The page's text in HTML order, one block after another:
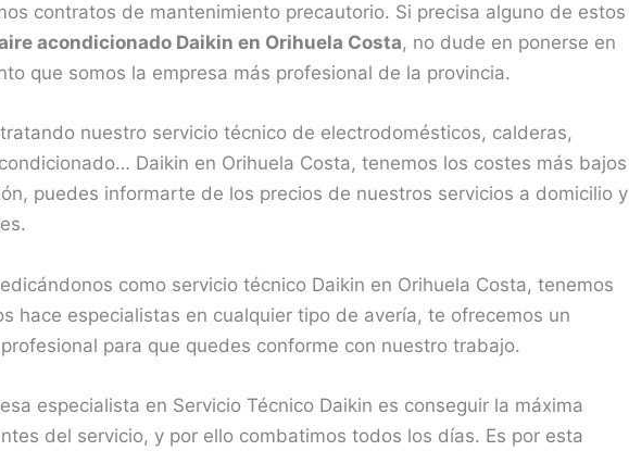
contratos de mantenimiento precautorio. Si precisa alguno de estos
acondicionado Daikin en Orihuela Costa, no dude en ponerse en
que somos la empresa más profesional de la provincia.
nuestro servicio técnico de electrodomésticos, calderas,
Daikin en Orihuela Costa, tenemos los costes más bajos
puedes informarte de los precios de nuestros servicios a domicilio y
como servicio técnico Daikin en Orihuela Costa, tenemos
hace especialistas en cualquier tipo de avería, te ofrecemos un
para que quedes conforme con nuestro trabajo.
especialista en Servicio Técnico Daikin es conseguir la máxima
del servicio, y por ello combatimos todos los días. Es por esta